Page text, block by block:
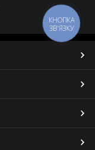
КНОПКА
ЗВ'ЯЗКУ